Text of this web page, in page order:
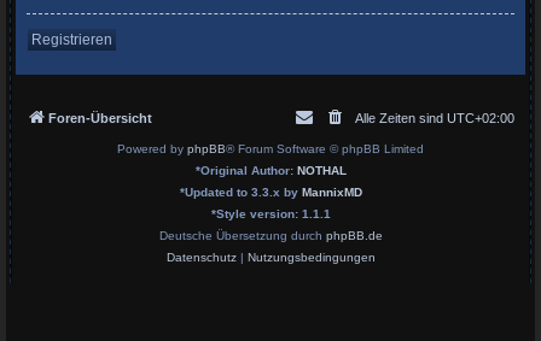
Registrieren
Foren-Übersicht Alle Zeiten sind UTC+02:00
Powered by phpBB® Forum Software © phpBB Limited
*Original Author: NOTHAL
*Updated to 3.3.x by MannixMD
*Style version: 1.1.1
Deutsche Übersetzung durch phpBB.de
Datenschutz| Nutzungsbedingungen